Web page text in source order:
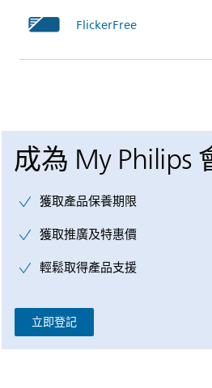
FlickerFree
成為 My Philips
獲取產品保養期限
獲取推廣及特惠價
輕鬆取得產品支援
立即登記